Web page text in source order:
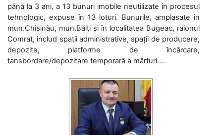
până la 3 ani, a 13 bunuri imobile neutilizate în procesul
tehnologic, expuse în 13 loturi. Bunurile, amplasate în
mun.Chișinău, mun.Bălți și în localitatea Bugeac, raionul
Comrat, includ spații administrative, spații de producere,
depozite, platforme de încărcare,
tansbordare/depozitare temporară a mărfuri....